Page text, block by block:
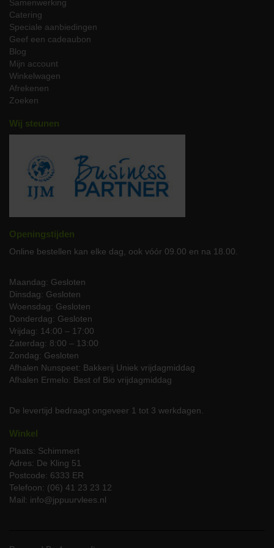
bot is een waar genot voor elke hobbykok. Volg bijvoorbeeld onze
tips voor lamsbout uit de oven:
Bereid je kruiden of marinade voor en wrijf de lamsbout
die goed bij lamsvlees passen zijn rozemarijn, knoflook,
korianderzaad, tijm, harissa, oregano en natuurlijk zout en
peper
Bedruip het vlees regelmatig met het eigen vocht voor een
sappig resultaat
De kerntemperatuur dient circa 70°C te zijn voor een
smaakvolle, licht rosé binnenkant
Laat het vlees na het braden even rusten voor een
gelijkmatige sappigheid en dien de lamsbout zonder been
lamsboutrecepten
Lees wat anderen zeggen over de kwaliteit en smaak van onze
lamsbout zonder been en ontdek waarom JP Puurvlees de beste
keuze is:
"De biologische lamsbout was de ster van ons familiediner.
Ongelooflijk mals en vol van smaak!"
"Ik waardeer de inzet van JP Puurvlees voor dierenwelzijn
en duurzaamheid. Dit merk je aan de kwaliteit van het
vlees!"
Plaats een bestelling bij JP
Puurvlees
Maak van elke maaltijd een bijzondere ervaring met onze
biologische lamsbout zonder been en plaats direct een bestelling
in onze webshop. We bezorgen in heel Nederland gekoeld. Heb je
vragen of specifieke verzoeken? Neem dan gerust contact op via
Samenwerking
Catering
Speciale aanbiedingen
Geef een cadeaubon
Blog
Mijn account
Winkelwagen
Afrekenen
Zoeken
Wij steunen
Openingstijden
Online bestellen kan elke dag, ook vóór 09.00 en na 18.00.
Maandag: Gesloten
Dinsdag: Gesloten
Woensdag: Gesloten
Donderdag: Gesloten
Vrijdag: 14:00 – 17:00
Zaterdag: 8:00 – 13:00
Zondag: Gesloten
Afhalen Nunspeet: Bakkerij Uniek vrijdagmiddag
Afhalen Ermelo: Best of Bio vrijdagmiddag
De levertijd bedraagt ongeveer 1 tot 3 werkdagen.
Winkel
Plaats: Schimmert
Adres: De Kling 51
Postcode: 6333 ER
Telefoon: (06) 41 23 23 12
Mail: info@jppuurvlees.nl